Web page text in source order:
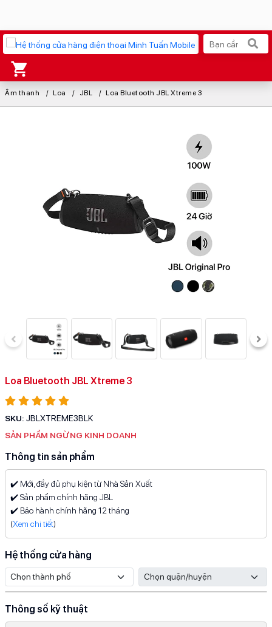
Xu hướng tìm kiếm
Galaxy Z8 Series
OPPO Reno16
Apple Watch S11 Ốp lưng Pitaka
Osmo Pocket 4 Ốp lưng Apple
Cốc sạc Apple
Âm thanh Loa JBL Loa Bluetooth JBL Xtreme 3
Loa Bluetooth JBL Xtreme 3
SKU: JBLXTREME3BLK
SẢN PHẨM NGỪNG KINH DOANH
Thông tin sản phẩm
✔️ Mới, đầy đủ phụ kiện từ Nhà Sản Xuất
✔️ Sản phẩm chính hãng JBL
✔️ Bảo hành chính hãng 12 tháng
(Xem chi tiết)
Hệ thống cửa hàng
Thông số kỹ thuật